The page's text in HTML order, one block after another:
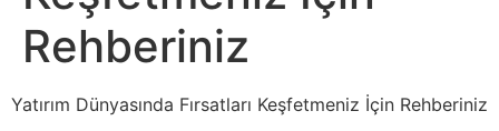
Rehberiniz
Yatırım Dünyasında Fırsatları Keşfetmeniz İçin Rehberiniz